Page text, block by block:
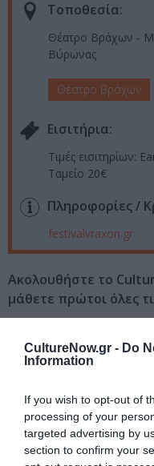
CultureNow.gr - Do
Information
If you wish to opt-out of
processing of your
targeted advertising by
section to confirm your
Τοποθεσία:
Θέατρο Βράχων -
Βύρωνας
Θέατρο Βράχων
Eισιτήρια:
Τιμές
Ταμείο 20€
Πληροφορίες /
festivalvraxon.gr
Ακολουθήστε το
μάθετε πρώτοι όλες
Πολιτισμό στο
Νέοι
Tags